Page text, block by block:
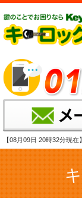
【08月09日 20時32分現在】